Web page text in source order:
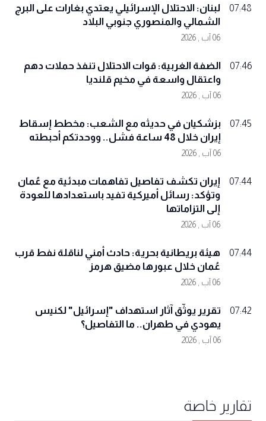
07:48
لبنان: الاحتلال الإسرائيلي يعتدي بغارات على البرج
الشمالي والمنصوري جنوبي البلاد
06 آب , 2026
07:46
الضفة الغربية: قوات الاحتلال تنفذ حملات دهم
واعتقال واسعة في مخيم قلنديا
06 آب , 2026
07:45
بزشكيان في حديثه مع الشعب: مخطط إسقاط
إيران خلال 48 ساعة فشل.. ووحدتكم أحبطته
06 آب , 2026
07:44
إيران تكشف تفاصيل تفاهمات مبدئية مع عُمان
وتؤكد: رسائل أميركية تفيد باستعدادها للعودة
إلى التزاماتها
06 آب , 2026
07:44
هيئة بريطانية بحرية: حادث أمني لناقلة نفط قرب
عُمان خلال عبورها مضيق هرمز
06 آب , 2026
07:42
تقرير يوثّق آثار استهداف "إسرائيل" لكنيس
يهودي في طهران.. ما التفاصيل؟
06 آب , 2026
تقارير خاصة